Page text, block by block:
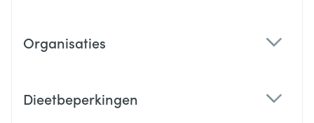
Organisaties
Dieetbeperkingen